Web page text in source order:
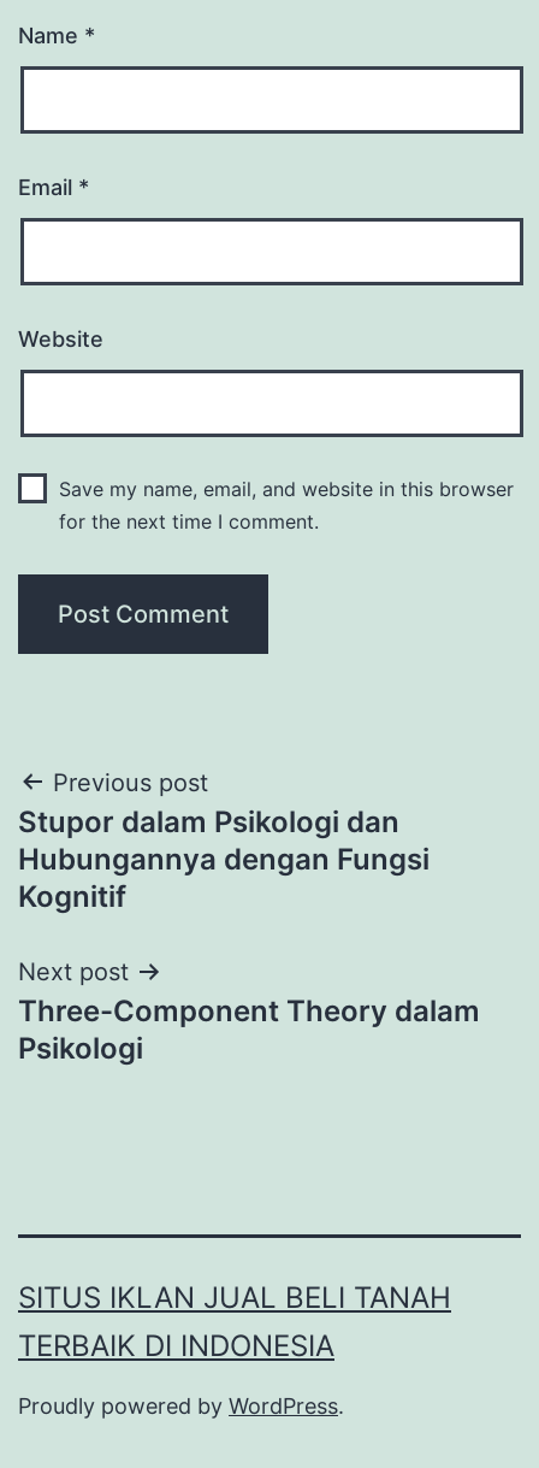
Name *
Email *
Website
Save my name, email, and website in this browser
for the next time I comment.
Post
navigation
Previous post
Stupor dalam Psikologi dan
Hubungannya dengan Fungsi
Kognitif
Next post
Three-Component Theory dalam
Psikologi
SITUS IKLAN JUAL BELI TANAH
TERBAIK DI INDONESIA
Proudly powered by WordPress.